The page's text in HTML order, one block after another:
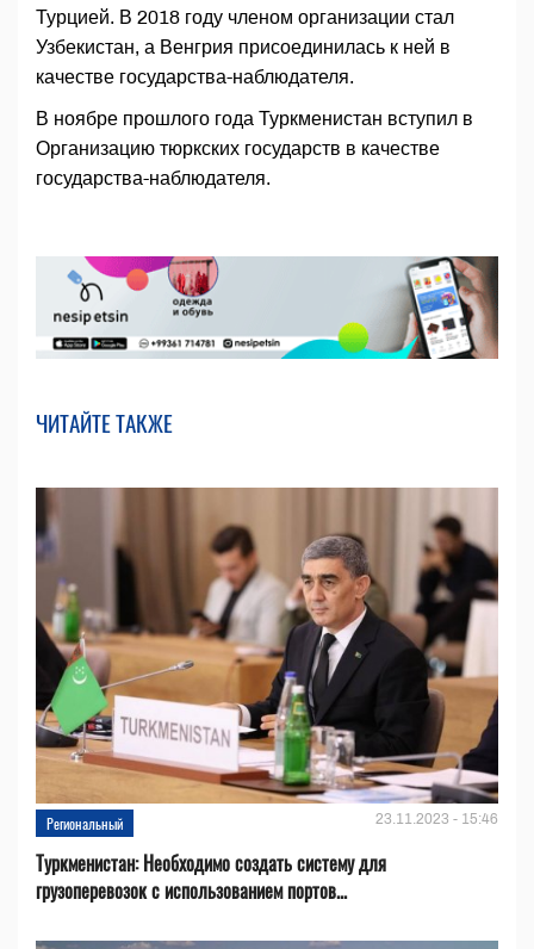
Турцией. В 2018 году членом организации стал
Узбекистан, а Венгрия присоединилась к ней в
качестве государства-наблюдателя.
В ноябре прошлого года Туркменистан вступил в
Организацию тюркских государств в качестве
государства-наблюдателя.
ЧИТАЙТЕ ТАКЖЕ
Региональный 23.11.2023 - 15:46
Туркменистан: Необходимо создать систему для
грузоперевозок с использованием портов...